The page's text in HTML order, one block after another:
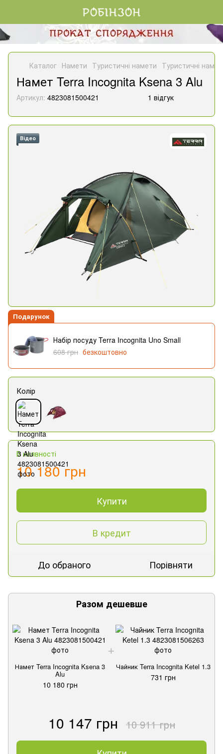
Каталог Намети Туристичні намети Туристичні
Намет Terra Incognita Ksena 3 Alu
Артикул: 4823081500421 1 відгук
Відео
Подарунок
Набір посуду Terra Incognita Uno Small
608 грн безкоштовно
Колір
В наявності
10 180 грн
Купити
В кредит
До обраного Порівняти
Разом дешевше
Намет Terra Incognita Ksena 3
Alu
10 180 грн
Чайник Terra Incognita Ketel 1.3
731 грн
10 147 грн 10 911 грн